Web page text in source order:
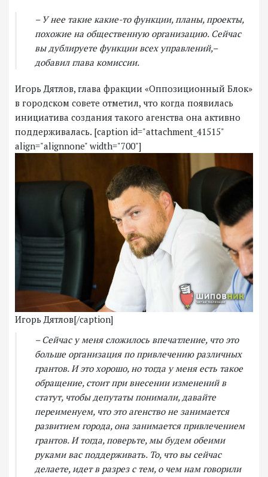
– У нее такие какие-то функции, планы, проекты,
похожие на общественную организацию. Сейчас
вы дублируете функции всех управлений,–
добавил глава комиссии.
Игорь Дятлов, глава фракции «Оппозиционный Блок»
в городском совете отметил, что когда появилась
инициатива создания такого агенства она активно
поддерживалась. [caption id="attachment_41515"
align="alignnone" width="700"]
Игорь Дятлов[/caption]
– Сейчас у меня сложилось впечатление, что это
больше организация по привлечению различных
грантов. И это хорошо, но тогда у меня есть такое
обращение, стоит при внесении изменений в
статут, чтобы депутаты понимали, давайте
переименуем, что это агенство не занимается
развитием города, она занимается привлечением
грантов. И тогда, поверьте, мы будем обеими
руками вас поддерживать. То, что вы сейчас
делаете, идет в разрез с тем, о чем нам говорили